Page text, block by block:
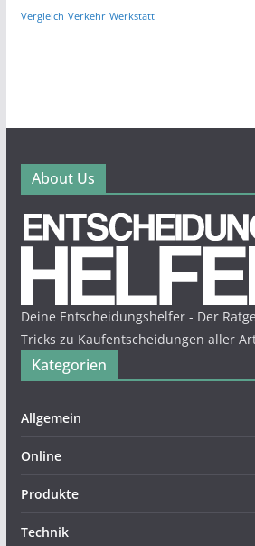
Vergleich Verkehr Werkstatt
About Us
Deine Entscheidungshelfer - Der
Tricks zu Kaufentscheidungen aller
Kategorien
Allgemein
Online
Produkte
Technik